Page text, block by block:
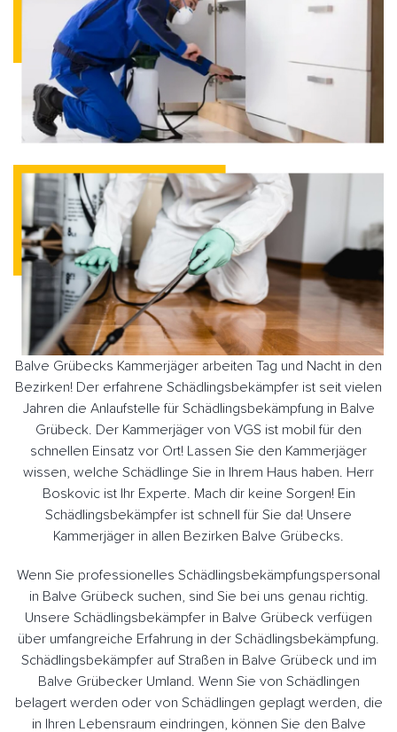
Balve Grübecks Kammerjäger arbeiten Tag und Nacht in den
Bezirken! Der erfahrene Schädlingsbekämpfer ist seit vielen
Jahren die Anlaufstelle für Schädlingsbekämpfung in Balve
Grübeck. Der Kammerjäger von VGS ist mobil für den
schnellen Einsatz vor Ort! Lassen Sie den Kammerjäger
wissen, welche Schädlinge Sie in Ihrem Haus haben. Herr
Boskovic ist Ihr Experte. Mach dir keine Sorgen! Ein
Schädlingsbekämpfer ist schnell für Sie da! Unsere
Kammerjäger in allen Bezirken Balve Grübecks.
Wenn Sie professionelles Schädlingsbekämpfungspersonal
in Balve Grübeck suchen, sind Sie bei uns genau richtig.
Unsere Schädlingsbekämpfer in Balve Grübeck verfügen
über umfangreiche Erfahrung in der Schädlingsbekämpfung.
Schädlingsbekämpfer auf Straßen in Balve Grübeck und im
Balve Grübecker Umland. Wenn Sie von Schädlingen
belagert werden oder von Schädlingen geplagt werden, die
in Ihren Lebensraum eindringen, können Sie den Balve